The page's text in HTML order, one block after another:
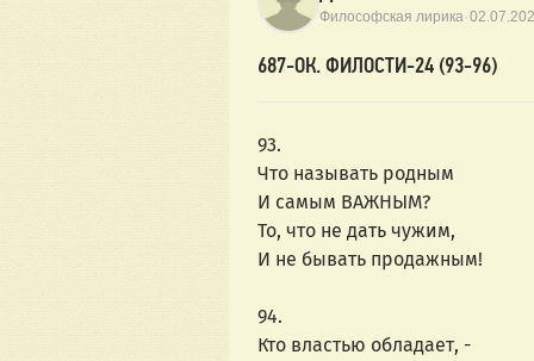
Философская лирика·
687-ОК. ФИЛОСТИ-24 (93-96)
93.
Что называть родным
И самым ВАЖНЫМ?
То, что не дать чужим,
И не бывать продажным!
94.
Кто властью обладает, -